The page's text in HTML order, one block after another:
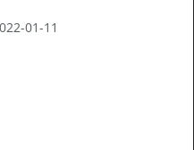
01-11